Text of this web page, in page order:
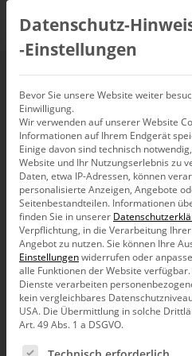
Produkt
Datenschutz-
‑Einstellungen
Bevor Sie unsere Website weiter
Einwilligung.
Wir verwenden auf unserer Website
Informationen auf Ihrem Endgerät
Einige davon sind technisch
Website und Ihr Nutzungserlebnis zu
Daten, etwa IP-Adressen, können
personalisierte Anzeigen, Angebote
Seitenbestandteilen. Informationen
finden Sie in unserer
Verpflichtung, in die Verarbeitung
Angebot zu nutzen.Sie können Ihre
Einstellungenwiderrufen oder
alle Funktionen der Website
Dienste verarbeiten
kein vergleichbares
USA. Die Übermittlung in solche
Art. 49 Abs. 1 a DSGVO.
Es folgt eine Liste der